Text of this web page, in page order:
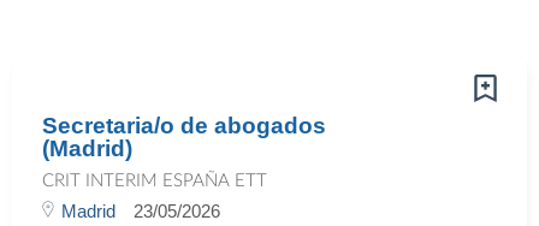
Secretaria/o de abogados
(Madrid)
CRIT INTERIM ESPAÑA ETT
Madrid 23/05/2026